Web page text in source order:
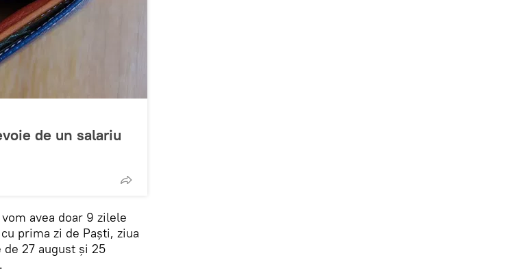
de un salariu
avea doar 9 zilele
prima zi de Paşti, ziua
27 august şi 25